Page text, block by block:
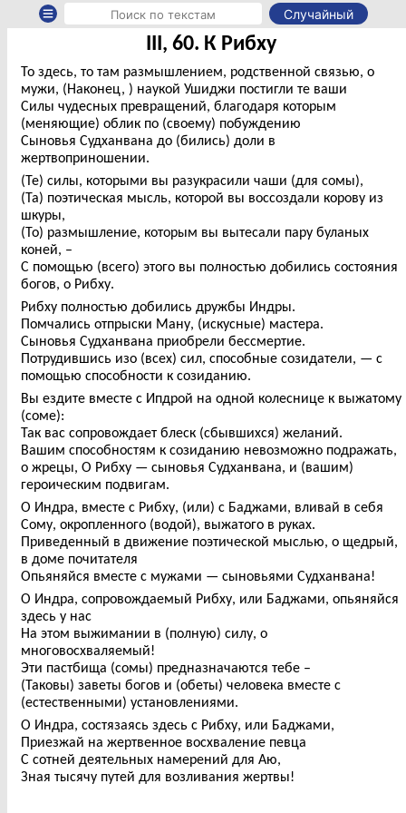
Случайный
III, 60. К Рибху
То здесь, то там размышлением, родственной связью, о
мужи, (Наконец, ) наукой Ушиджи постигли те ваши
Силы чудесных превращений, благодаря которым
(меняющие) облик по (своему) побуждению
Сыновья Судханвана до (бились) доли в
жертвоприношении.
(Те) силы, которыми вы разукрасили чаши (для сомы),
(Та) поэтическая мысль, которой вы воссоздали корову из
шкуры,
(То) размышление, которым вы вытесали пару буланых
коней, –
С помощью (всего) этого вы полностью добились состояния
богов, о Рибху.
Рибху полностью добились дружбы Индры.
Помчались отпрыски Ману, (искусные) мастера.
Сыновья Судханвана приобрели бессмертие.
Потрудившись изо (всех) сил, способные созидатели, — с
помощью способности к созиданию.
Вы ездите вместе с Ипдрой на одной колеснице к выжатому
(соме):
Так вас сопровождает блеск (сбывшихся) желаний.
Вашим способностям к созиданию невозможно подражать,
о жрецы, О Рибху — сыновья Судханвана, и (вашим)
героическим подвигам.
О Индра, вместе с Рибху, (или) с Баджами, вливай в себя
Сому, окропленного (водой), выжатого в руках.
Приведенный в движение поэтической мыслью, о щедрый,
в доме почитателя
Опьяняйся вместе с мужами — сыновьями Судханвана!
О Индра, сопровождаемый Рибху, или Баджами, опьяняйся
здесь у нас
На этом выжимании в (полную) силу, о
многовосхваляемый!
Эти пастбища (сомы) предназначаются тебе –
(Таковы) заветы богов и (обеты) человека вместе с
(естественными) установлениями.
О Индра, состязаясь здесь с Рибху, или Баджами,
Приезжай на жертвенное восхваление певца
С сотней деятельных намерений для Аю,
Зная тысячу путей для возливания жертвы!